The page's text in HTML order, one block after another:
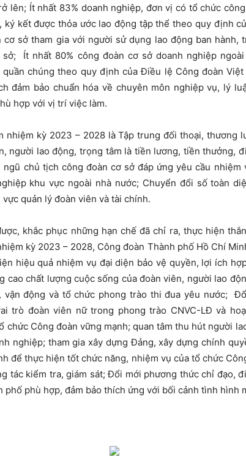
lên; Ít nhất 83% doanh nghiệp, đơn vị có tổ chức
ký kết được thỏa ước lao động tập thể theo quy định
cơ sở tham gia với người sử dụng lao động ban hành,
Ít nhất 80% công đoàn cơ sở doanh nghiệp
chúng theo quy định của Điều lệ Công đoàn Việt
đảm bảo chuẩn hóa về chuyên môn nghiệp vụ, lý
hợp với vị trí việc làm.
nhiệm kỳ 2023 – 2028 làTập trung đối thoại, thương
người lao động, trọng tâm là tiền lương, tiền thưởng,
ngũ chủ tịch công đoàn cơ sở đáp ứng yêu cầu nhiệm
khu vực ngoài nhà nước; Chuyển đổi số toàn
quản lý đoàn viên và tài chính.
khắc phục những hạn chế đã chỉ ra, thực hiện
kỳ 2023 – 2028, Công đoàn Thành phố Hồ Chí
hiệu quả nhiệm vụ đại diện bảo vệ quyền, lợi ích
cao chất lượng cuộc sống của đoàn viên, người lao
vận động và tổ chức phong trào thi đua yêu nước;
trò đoàn viên nữ trong phong trào CNVC-LĐ và
chức Công đoàn vững mạnh; quan tâm thu hút người
nghiệp; tham gia xây dựng Đảng, xây dựng chính
để thực hiện tốt chức năng, nhiệm vụ của tổ chức
tác kiểm tra, giám sát; Đổi mới phương thức chỉ đạo,
phố phù hợp, đảm bảo thích ứng với bối cảnh tình hình